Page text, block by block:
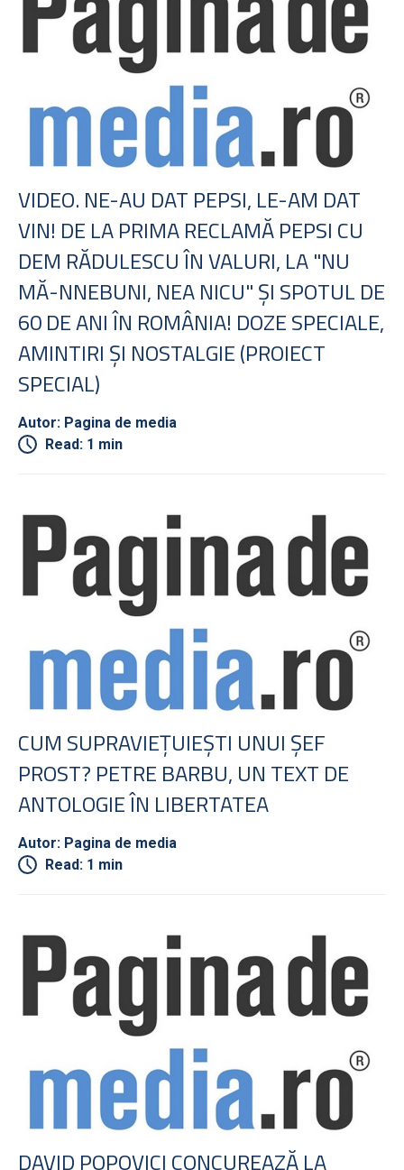
VIDEO. NE-AU DAT PEPSI, LE-AM DAT
VIN! DE LA PRIMA RECLAMĂ PEPSI CU
DEM RĂDULESCU ÎN VALURI, LA "NU
MĂ-NNEBUNI, NEA NICU" ŞI SPOTUL DE
60 DE ANI ÎN ROMÂNIA! DOZE SPECIALE,
AMINTIRI ŞI NOSTALGIE (PROIECT
SPECIAL)
Autor: Pagina de media
Read: 1 min
CUM SUPRAVIEŢUIEŞTI UNUI ŞEF
PROST? PETRE BARBU, UN TEXT DE
ANTOLOGIE ÎN LIBERTATEA
Autor: Pagina de media
Read: 1 min
DAVID POPOVICI CONCUREAZĂ LA